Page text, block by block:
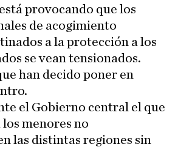
provocando que los
de acogimiento
a la protección a los
se vean tensionados.
han decido poner en
el Gobierno central el que
menores no
las distintas regiones sin